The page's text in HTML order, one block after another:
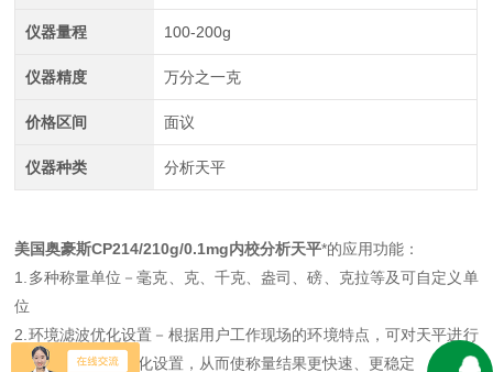
仪器量程 100-200g
仪器精度 万分之一克
价格区间 面议
仪器种类 分析天平
美国奥豪斯CP214/210g/0.1mg内校分析天平*的应用功能：
1.多种称量单位－毫克、克、千克、盎司、磅、克拉等及可自定义单
位
2.环境滤波优化设置－根据用户工作现场的环境特点，可对天平进行
高、中、低滤波优化设置，从而使称量结果更快速、更稳定